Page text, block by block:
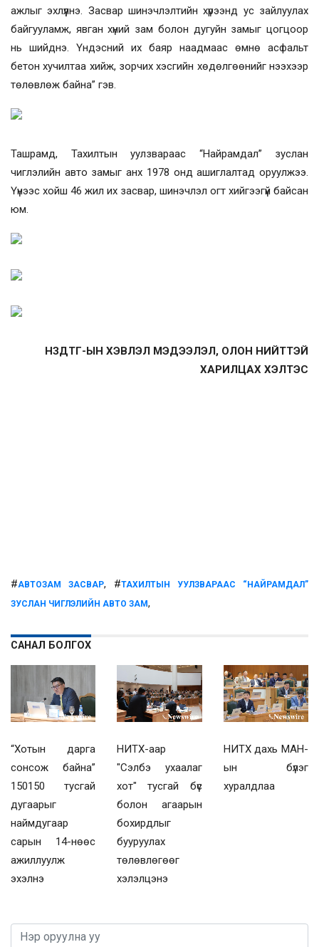
ажлыг эхлүүлнэ. Засвар шинэчлэлтийн хүрээнд ус зайлуулах
байгууламж, явган хүний зам болон дугуйн замыг цогцоор
нь шийднэ. Үндэсний их баяр наадмаас өмнө асфальт
бетон хучилтаа хийж, зорчих хэсгийн хөдөлгөөнийг нээхээр
төлөвлөж байна” гэв.
Ташрамд, Тахилтын уулзвараас “Найрамдал” зуслан
чиглэлийн авто замыг анх 1978 онд ашиглалтад оруулжээ.
Үүнээс хойш 46 жил их засвар, шинэчлэл огт хийгээгүй байсан
юм.
НЗДТГ-ЫН ХЭВЛЭЛ МЭДЭЭЛЭЛ, ОЛОН НИЙТТЭЙ
ХАРИЛЦАХ ХЭЛТЭС
#АВТОЗАМ ЗАСВАР, #ТАХИЛТЫН УУЛЗВАРААС “НАЙРАМДАЛ”
ЗУСЛАН ЧИГЛЭЛИЙН АВТО ЗАМ,
САНАЛ БОЛГОХ
“Хотын дарга
сонсож байна”
150150 тусгай
дугаарыг
наймдугаар
сарын 14-нөөс
ажиллуулж
эхэлнэ
НИТХ-аар
"Сэлбэ ухаалаг
хот" тусгай бүс
болон агаарын
бохирдлыг
бууруулах
төлөвлөгөөг
хэлэлцэнэ
НИТХ дахь МАН-
ын бүлэг
хуралдлаа